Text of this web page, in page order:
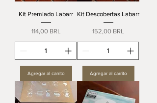
Kit Premiado Labarr
Precio
114,00 BRL
Agregar al carrito
Kit Descobertas Labarr
Precio
152,00 BRL
Agregar al carrito